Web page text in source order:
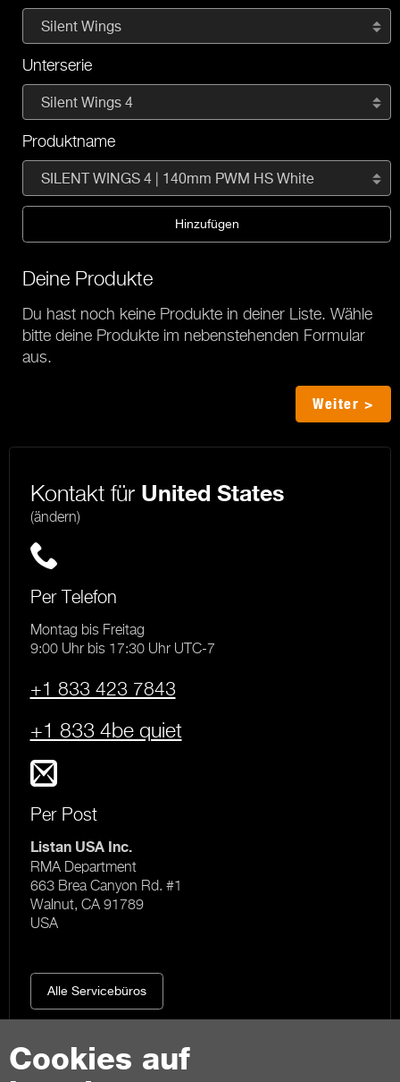
Cookies auf
Silent Wings
Unterserie
Silent Wings 4
Produktname
SILENT WINGS 4 | 140mm PWM HS White
Hinzufügen
Deine Produkte
Du hast noch keine Produkte in deiner Liste. Wähle
bitte deine Produkte im nebenstehenden Formular
aus.
Weiter >
Kontakt für United States
(ändern)
Per Telefon
Montag bis Freitag
9:00 Uhr bis 17:30 Uhr UTC-7
+1 833 423 7843
+1 833 4be quiet
Per Post
Listan USA Inc.
RMA Department
663 Brea Canyon Rd. #1
Walnut, CA 91789
USA
Alle Servicebüros